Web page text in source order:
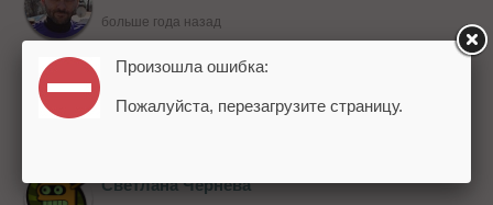
больше года назад
хрень...
0 + Ответить
Светлана Чернева
Произошла ошибка:
Пожалуйста, перезагрузите страницу.